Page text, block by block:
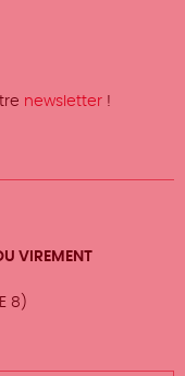
newsletter !
VIREMENT
8)